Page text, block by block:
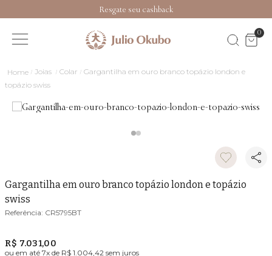
Resgate seu cashback
0
Joias Colar
Gargantilha em ouro branco topázio london e
topázio swiss
Gargantilha em ouro branco topázio london e topázio
swiss
CR5795BT
R$ 7.031,00
ou em até 7x de R$ 1.004,42 sem juros